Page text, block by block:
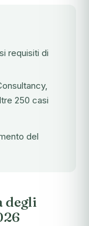
requisiti di
250 casi
del
degli